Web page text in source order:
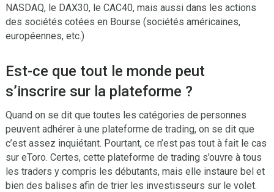
NASDAQ, le DAX30, le CAC40, mais aussi dans les actions
des sociétés cotées en Bourse (sociétés américaines,
européennes, etc.)
Est-ce que tout le monde peut
s’inscrire sur la plateforme ?
Quand on se dit que toutes les catégories de personnes
peuvent adhérer à une plateforme de trading, on se dit que
c’est assez inquiétant. Pourtant, ce n’est pas tout à fait le cas
sur eToro. Certes, cette plateforme de trading s’ouvre à tous
les traders y compris les débutants, mais elle instaure bel et
bien des balises afin de trier les investisseurs sur le volet.